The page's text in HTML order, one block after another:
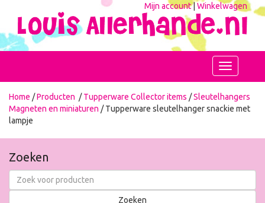
Mijn account|Winkelwagen
Toggle
navigation
Home /Producten /Tupperware Collector items /Sleutelhangers
Magneten en miniaturen / Tupperware sleutelhanger snackie met
lampje
Zoeken